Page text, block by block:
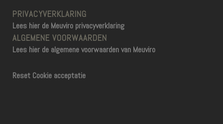
PRIVACYVERKLARING
Lees hier de Meuviro privacyverklaring
ALGEMENE VOORWAARDEN
Lees hier de algemene voorwaarden van Meuviro
Reset Cookie acceptatie